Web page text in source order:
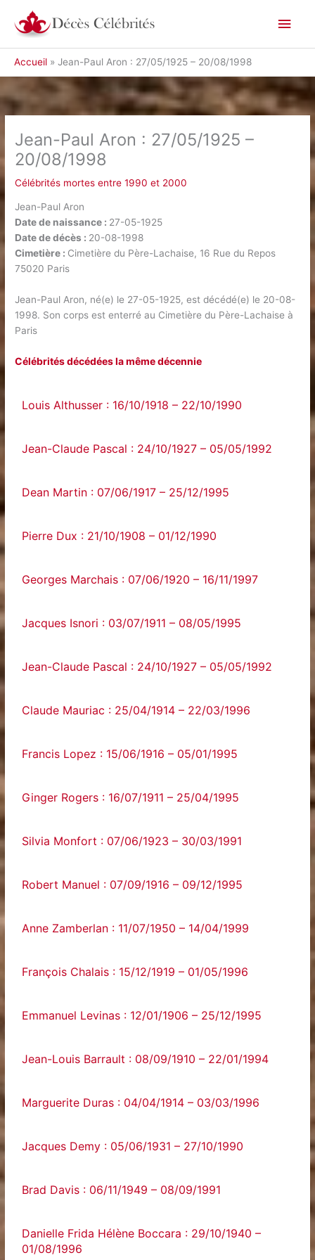
contenu
Accueil Jean-Paul Aron : 27/05/1925 – 20/08/1998
Jean-Paul Aron : 27/05/1925 –
20/08/1998
Célébrités mortes entre 1990 et 2000
Jean-Paul Aron
Date de naissance : 27-05-1925
Date de décès : 20-08-1998
Cimetière : Cimetière du Père-Lachaise, 16 Rue du Repos
75020 Paris
Jean-Paul Aron, né(e) le 27-05-1925, est décédé(e) le 20-08-
1998. Son corps est enterré au Cimetière du Père-Lachaise à
Paris
Célébrités décédées la même décennie
Louis Althusser : 16/10/1918 – 22/10/1990
Jean-Claude Pascal : 24/10/1927 – 05/05/1992
Dean Martin : 07/06/1917 – 25/12/1995
Pierre Dux : 21/10/1908 – 01/12/1990
Georges Marchais : 07/06/1920 – 16/11/1997
Jacques Isnori : 03/07/1911 – 08/05/1995
Jean-Claude Pascal : 24/10/1927 – 05/05/1992
Claude Mauriac : 25/04/1914 – 22/03/1996
Francis Lopez : 15/06/1916 – 05/01/1995
Ginger Rogers : 16/07/1911 – 25/04/1995
Silvia Monfort : 07/06/1923 – 30/03/1991
Robert Manuel : 07/09/1916 – 09/12/1995
Anne Zamberlan : 11/07/1950 – 14/04/1999
François Chalais : 15/12/1919 – 01/05/1996
Emmanuel Levinas : 12/01/1906 – 25/12/1995
Jean-Louis Barrault : 08/09/1910 – 22/01/1994
Marguerite Duras : 04/04/1914 – 03/03/1996
Jacques Demy : 05/06/1931 – 27/10/1990
Brad Davis : 06/11/1949 – 08/09/1991
Danielle Frida Hélène Boccara : 29/10/1940 –
01/08/1996